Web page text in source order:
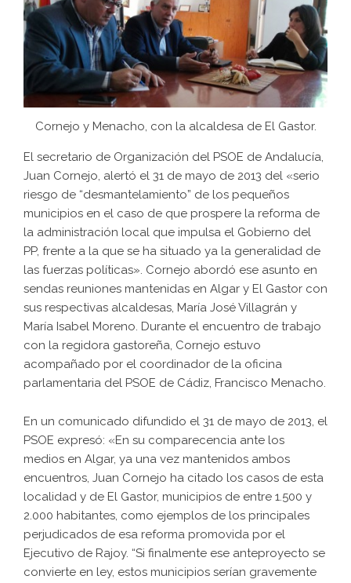
Cornejo y Menacho, con la alcaldesa de El Gastor.
El secretario de Organización del PSOE de Andalucía,
Juan Cornejo, alertó el 31 de mayo de 2013 del «serio
riesgo de “desmantelamiento” de los pequeños
municipios en el caso de que prospere la reforma de
la administración local que impulsa el Gobierno del
PP, frente a la que se ha situado ya la generalidad de
las fuerzas políticas». Cornejo abordó ese asunto en
sendas reuniones mantenidas en Algar y El Gastor con
sus respectivas alcaldesas, María José Villagrán y
María Isabel Moreno. Durante el encuentro de trabajo
con la regidora gastoreña, Cornejo estuvo
acompañado por el coordinador de la oficina
parlamentaria del PSOE de Cádiz, Francisco Menacho.
En un comunicado difundido el 31 de mayo de 2013, el
PSOE expresó: «En su comparecencia ante los
medios en Algar, ya una vez mantenidos ambos
encuentros, Juan Cornejo ha citado los casos de esta
localidad y de El Gastor, municipios de entre 1.500 y
2.000 habitantes, como ejemplos de los principales
perjudicados de esa reforma promovida por el
Ejecutivo de Rajoy. “Si finalmente ese anteproyecto se
convierte en ley, estos municipios serían gravemente